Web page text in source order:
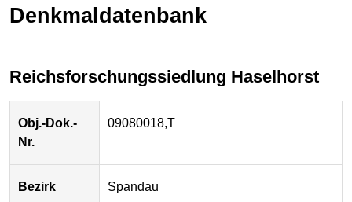
Denkmaldatenbank
Reichsforschungssiedlung Haselhorst
Obj.-Dok.-
Nr.
09080018,T
Bezirk Spandau